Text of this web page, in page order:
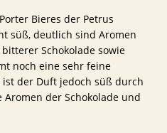
Bieres der Petrus
süß, deutlich sind Aromen
Schokolade sowie
noch eine sehr feine
der Duft jedoch süß durch
der Schokolade und